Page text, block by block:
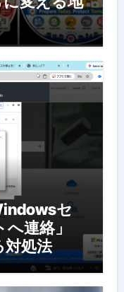
セ
連絡」
対処法